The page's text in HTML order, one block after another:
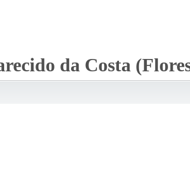
da Costa